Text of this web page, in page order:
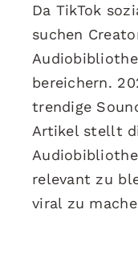
Da TikTok
suchen
bereichern.
trendige
Artikel stellt
relevant zu
viral zu